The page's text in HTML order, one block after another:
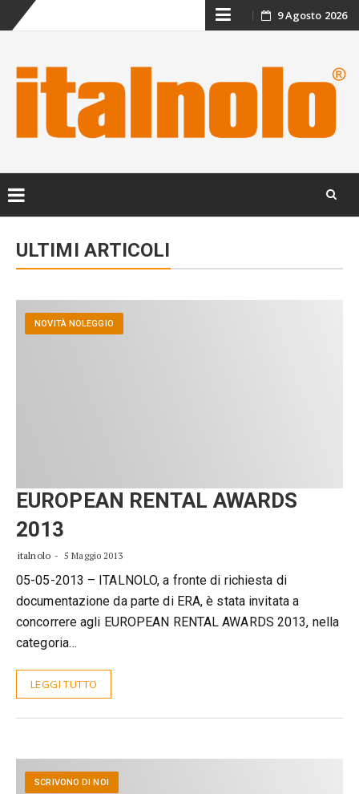
Skip 9 Agosto 2026
content
ULTIMI ARTICOLI
NOVITÀ NOLEGGIO
EUROPEAN RENTAL AWARDS
2013
italnolo 5 Maggio 2013
05-05-2013 – ITALNOLO, a fronte di richiesta di
documentazione da parte di ERA, è stata invitata a
concorrere agli EUROPEAN RENTAL AWARDS 2013, nella
categoria…
LEGGI TUTTO
SCRIVONO DI NOI